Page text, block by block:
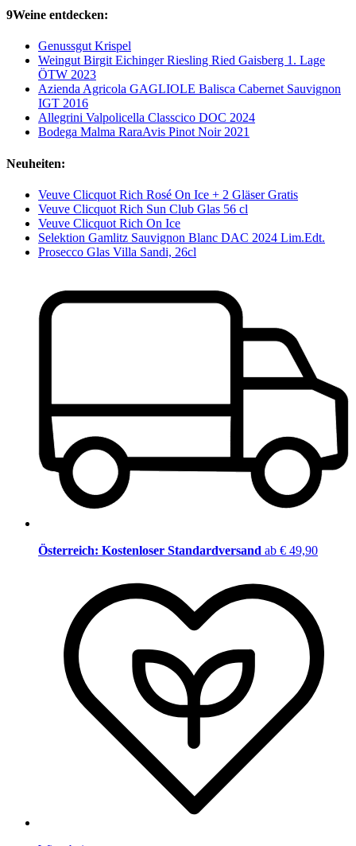
9Weine entdecken:
Genussgut Krispel
Weingut Birgit Eichinger Riesling Ried Gaisberg 1. Lage
ÖTW 2023
Azienda Agricola GAGLIOLE Balisca Cabernet Sauvignon
IGT 2016
Allegrini Valpolicella Classcico DOC 2024
Bodega Malma RaraAvis Pinot Noir 2021
Neuheiten:
Veuve Clicquot Rich Rosé On Ice + 2 Gläser Gratis
Veuve Clicquot Rich Sun Club Glas 56 cl
Veuve Clicquot Rich On Ice
Selektion Gamlitz Sauvignon Blanc DAC 2024 Lim.Edt.
Prosecco Glas Villa Sandi, 26cl
Österreich: Kostenloser Standardversand ab € 49,90